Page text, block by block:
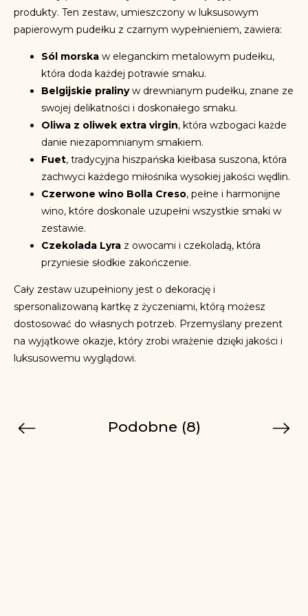
produkty. Ten zestaw, umieszczony w luksusowym
papierowym pudełku z czarnym wypełnieniem, zawiera:
Sól morska w eleganckim metalowym pudełku,
która doda każdej potrawie smaku.
Belgijskie pralinyw drewnianym pudełku, znane ze
swojej delikatności i doskonałego smaku.
Oliwa z oliwek extra virgin, która wzbogaci każde
danie niezapomnianym smakiem.
Fuet, tradycyjna hiszpańska kiełbasa suszona, która
zachwyci każdego miłośnika wysokiej jakości wędlin.
Czerwone wino Bolla Creso, pełne i harmonijne
wino, które doskonale uzupełni wszystkie smaki w
zestawie.
Czekolada Lyra z owocami i czekoladą, która
przyniesie słodkie zakończenie.
Cały zestaw uzupełniony jest o dekorację i
spersonalizowaną kartkę z życzeniami, którą możesz
dostosować do własnych potrzeb. Przemyślany prezent
na wyjątkowe okazje, który zrobi wrażenie dzięki jakości i
luksusowemu wyglądowi.
Podobne (8)
Previous Next